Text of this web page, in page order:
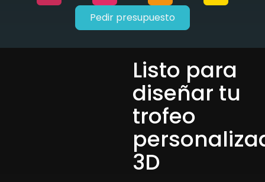
Pedir presupuesto
Listo para
diseñar tu
trofeo
3D